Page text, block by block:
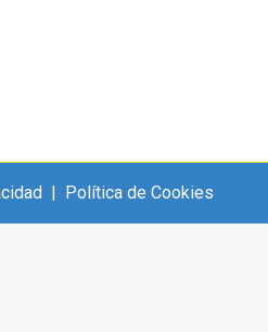
Política de Cookies